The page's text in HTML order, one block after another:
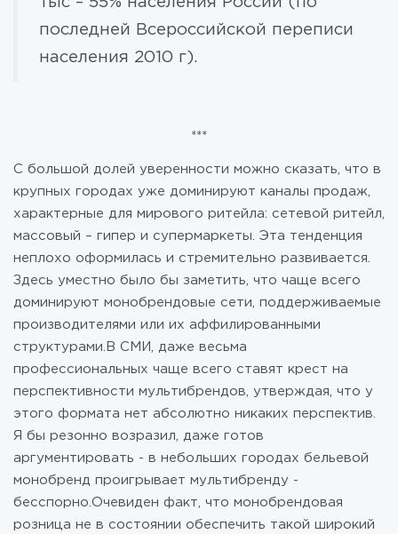
последней Всероссийской переписи
населения 2010 г).
***
С большой долей уверенности можно сказать, что в
крупных городах уже доминируют каналы продаж,
характерные для мирового ритейла: сетевой ритейл,
массовый – гипер и супермаркеты. Эта тенденция
неплохо оформилась и стремительно развивается.
Здесь уместно было бы заметить, что чаще всего
доминируют монобрендовые сети, поддерживаемые
производителями или их аффилированными
структурами.В СМИ, даже весьма
профессиональных чаще всего ставят крест на
перспективности мультибрендов, утверждая, что у
этого формата нет абсолютно никаких перспектив.
Я бы резонно возразил, даже готов
аргументировать - в небольших городах бельевой
монобренд проигрывает мультибренду -
бесспорно.Очевиден факт, что монобрендовая
розница не в состоянии обеспечить такой широкий